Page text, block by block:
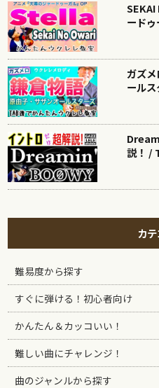
ード
ガズ
ール
説！ /
カ
難易度から探す
すぐに弾ける！初心者向け
かんたん＆カッコいい！
難しい曲にチャレンジ！
曲のジャンルから探す